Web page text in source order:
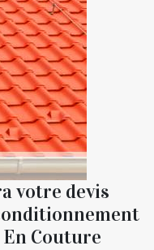
votre devis
Couture